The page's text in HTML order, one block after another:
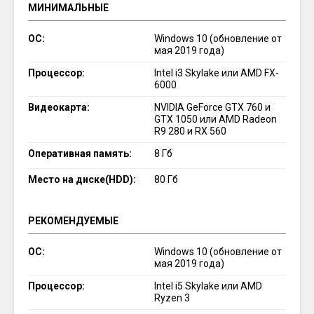
МИНИМАЛЬНЫЕ
ОС:
Windows 10 (обновление от
мая 2019 года)
Процессор:
Intel i3 Skylake или AMD FX-
6000
Видеокарта:
NVIDIA GeForce GTX 760 и
GTX 1050 или AMD Radeon
R9 280 и RX 560
Оперативная память:
8 Гб
Место на диске(HDD): 80 Гб
РЕКОМЕНДУЕМЫЕ
ОС:
Windows 10 (обновление от
мая 2019 года)
Процессор:
Intel i5 Skylake или AMD
Ryzen 3